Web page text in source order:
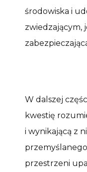
środowiska i
zwiedzającym,
W dalszej
kwestię
i wynikającą z
przestrzeni